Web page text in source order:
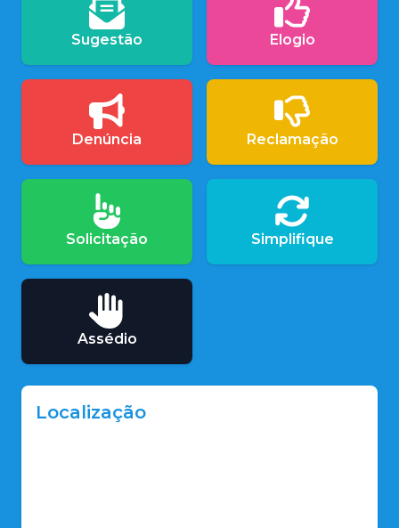
Sugestão Elogio
Denúncia Reclamação
Solicitação Simplifique
Assédio
Localização